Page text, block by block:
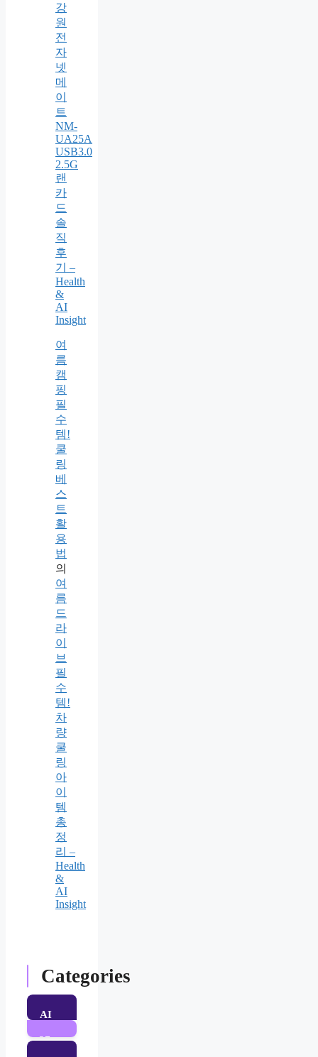
강
원
전
자
넷
메
이
트
NM-
UA25A
USB3.0
2.5G
랜
카
드
솔
직
후
기 –
Health
&
AI
Insight
여
름
캠
핑
필
수
템!
쿨
링
베
스
트
활
용
법
의
여
름
드
라
이
브
필
수
템!
차
량
쿨
링
아
이
템
총
정
리 –
Health
&
AI
Insight
Categories
AI
37